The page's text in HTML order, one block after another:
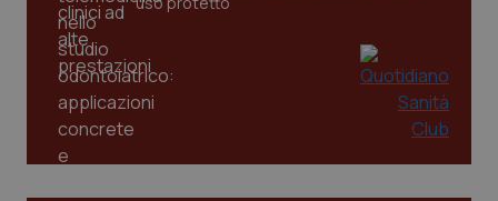
tracking-sites-ironfish-
session-id
www.quotidianosanita.it